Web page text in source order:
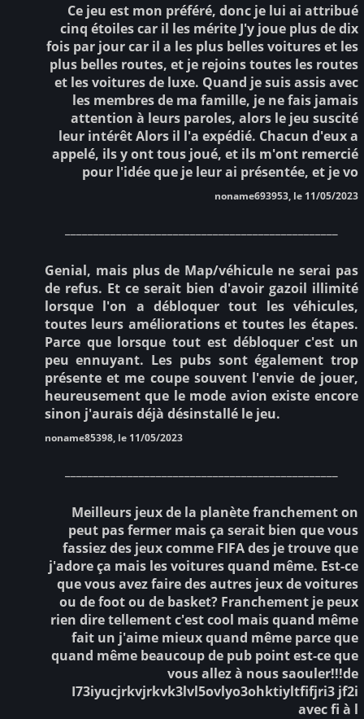
Ce jeu est mon préféré, donc je lui ai attribué
cinq étoiles car il les mérite J'y joue plus de dix
fois par jour car il a les plus belles voitures et les
plus belles routes, et je rejoins toutes les routes
et les voitures de luxe. Quand je suis assis avec
les membres de ma famille, je ne fais jamais
attention à leurs paroles, alors le jeu suscité
leur intérêt Alors il l'a expédié. Chacun d'eux a
appelé, ils y ont tous joué, et ils m'ont remercié
pour l'idée que je leur ai présentée, et je vo
noname693953, le 11/05/2023
Genial, mais plus de Map/véhicule ne serai pas
de refus. Et ce serait bien d'avoir gazoil illimité
lorsque l'on a débloquer tout les véhicules,
toutes leurs améliorations et toutes les étapes.
Parce que lorsque tout est débloquer c'est un
peu ennuyant. Les pubs sont également trop
présente et me coupe souvent l'envie de jouer,
heureusement que le mode avion existe encore
sinon j'aurais déjà désinstallé le jeu.
noname85398, le 11/05/2023
Meilleurs jeux de la planète franchement on
peut pas fermer mais ça serait bien que vous
fassiez des jeux comme FIFA des je trouve que
j'adore ça mais les voitures quand même. Est-ce
que vous avez faire des autres jeux de voitures
ou de foot ou de basket? Franchement je peux
rien dire tellement c'est cool mais quand même
fait un j'aime mieux quand même parce que
quand même beaucoup de pub point est-ce que
vous allez à nous saouler!!!de
I73iyucjrkvjrkvk3lvl5ovlyo3ohktiyltfifjri3 jf2i
avec fi à l